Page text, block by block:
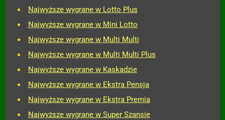
Najwyższe wygrane w Lotto Plus
Najwyższe wygrane w Mini Lotto
Najwyższe wygrane w Multi Multi
Najwyższe wygrane w Multi Multi Plus
Najwyższe wygrane w Kaskadzie
Najwyższe wygrane w Ekstra Pensja
Najwyższe wygrane w Ekstra Premia
Najwyższe wygrane w Super Szansie